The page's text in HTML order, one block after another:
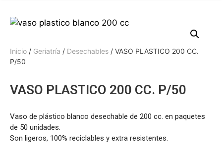
Inicio / Geriatría / Desechables / VASO PLASTICO 200 CC.
P/50
VASO PLASTICO 200 CC. P/50
Vaso de plástico blanco desechable de 200 cc. en paquetes
de 50 unidades.
Son ligeros, 100% reciclables y extra resistentes.